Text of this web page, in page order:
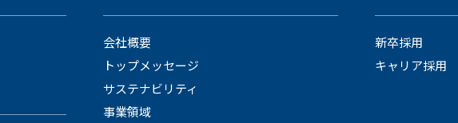
会社概要
トップメッセージ
サステナビリティ
事業領域
新卒採用
キャリア採用